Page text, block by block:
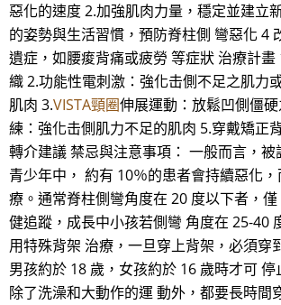
惡化的速度 2.加強肌肉力量，穩定並建立
的姿勢與生活習慣，預防脊柱側 彎惡化 4
遺症，如腰痠背痛或疲勞 等症狀 治療計畫
織 2.功能性電刺激：強化击側不足之肌力
肌肉 3.VISTA頸圈伸展運動：放鬆凹側僵
練：強化击側肌力不足的肌肉 5.穿戴矯正
轉介建議 禁忌與注意事項： 一般而言，
青少年中， 約有 10％的患者會持續惡化
療。通常脊柱側彎角度在 20 度以下者，
健追蹤，成長中小孩若側彎 角度在 25-40
用特殊背架 治療，一旦穿上背架，必須穿
男孩約於 18 歲，女孩約於 16 歲時才可
除了洗澡和大動作的運 動外，都要長時間